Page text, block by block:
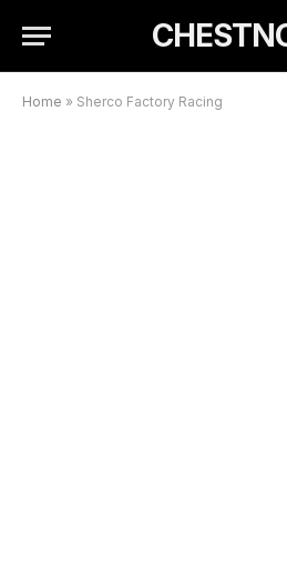
Home » Sherco Factory Racing